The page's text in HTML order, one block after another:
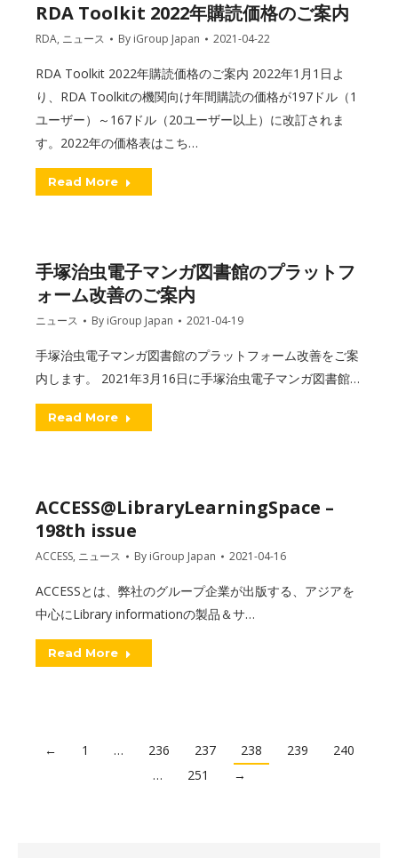
RDA Toolkit 2022年購読価格のご案内
RDA, ニュース By iGroup Japan 2021-04-22
RDA Toolkit 2022年購読価格のご案内 2022年1月1日よ
り、RDA Toolkitの機関向け年間購読の価格が197ドル（1
ユーザー）～167ドル（20ユーザー以上）に改訂されま
す。2022年の価格表はこち…
Read More
手塚治虫電子マンガ図書館のプラットフ
ォーム改善のご案内
ニュース By iGroup Japan 2021-04-19
手塚治虫電子マンガ図書館のプラットフォーム改善をご案
内します。 2021年3月16日に手塚治虫電子マンガ図書館…
Read More
ACCESS@LibraryLearningSpace –
198th issue
ACCESS, ニュース By iGroup Japan 2021-04-16
ACCESSとは、弊社のグループ企業が出版する、アジアを
中心にLibrary informationの製品＆サ…
Read More
← 1 … 236 237 238 239
240
…
251 →